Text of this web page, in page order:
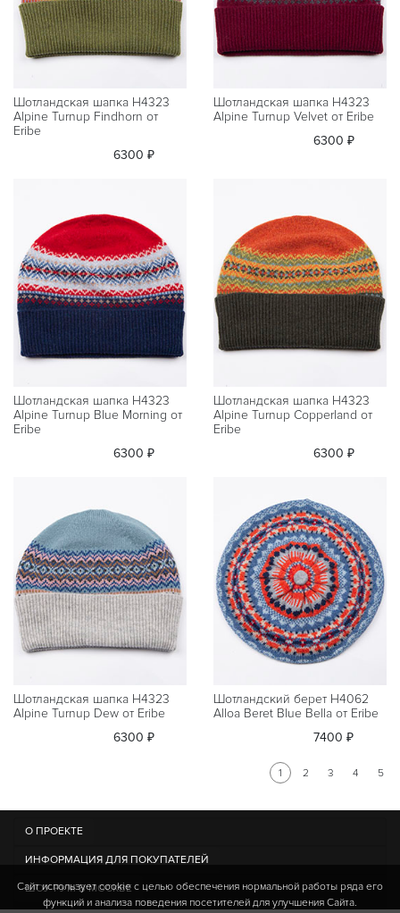
Шотландская шапка H4323
Alpine Turnup Findhorn от
Eribe
6300 ₽
Шотландская шапка H4323
Alpine Turnup Velvet от Eribe
6300 ₽
Шотландская шапка H4323
Alpine Turnup Blue Morning от
Eribe
6300 ₽
Шотландская шапка H4323
Alpine Turnup Copperland от
Eribe
6300 ₽
Шотландская шапка H4323
Alpine Turnup Dew от Eribe
6300 ₽
Шотландский берет H4062
Alloa Beret Blue Bella от Eribe
7400 ₽
1 2 3 4 5
О ПРОЕКТЕ
ИНФОРМАЦИЯ ДЛЯ ПОКУПАТЕЛЕЙ
ШОУ-РУМ В МОСКВЕ
Сайт использует cookie c целью обеспечения нормальной работы ряда его
функций и анализа поведения посетителей для улучшения Сайта.